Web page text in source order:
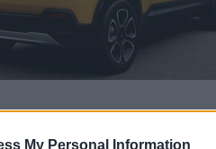
My Personal Information
során kerül majd
azt is elárulta, hogy 2038-ra az